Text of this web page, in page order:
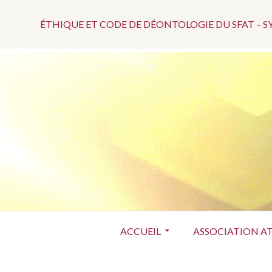
Top
ÉTHIQUE ET CODE DE DÉONTOLOGIE DU SFAT –
ACCUEIL ASSOCIATION